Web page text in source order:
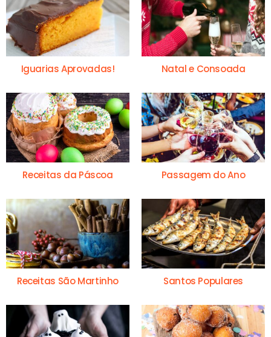
Iguarias Aprovadas! Natal e Consoada
Receitas da Páscoa Passagem do Ano
Receitas São Martinho Santos Populares